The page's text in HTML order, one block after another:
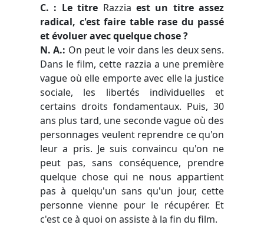
C. : Le titre Razzia est un titre assez
radical, c'est faire table rase du passé
et évoluer avec quelque chose ?
N. A.: On peut le voir dans les deux sens.
Dans le film, cette razzia a une première
vague où elle emporte avec elle la justice
sociale, les libertés individuelles et
certains droits fondamentaux. Puis, 30
ans plus tard, une seconde vague où des
personnages veulent reprendre ce qu'on
leur a pris. Je suis convaincu qu'on ne
peut pas, sans conséquence, prendre
quelque chose qui ne nous appartient
pas à quelqu'un sans qu'un jour, cette
personne vienne pour le récupérer. Et
c'est ce à quoi on assiste à la fin du film.